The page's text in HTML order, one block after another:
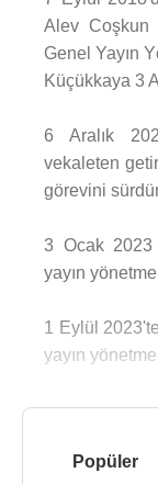
Alev Coşkun
Genel Yayın
Küçükkaya 3
6 Aralık
vekaleten
görevini
3 Ocak 2023
yayın
1 Eylül
yayın
Popüler